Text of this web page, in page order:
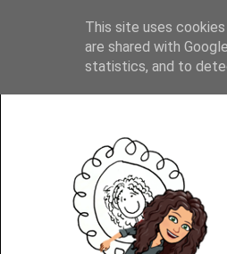
This site uses
are shared with
statistics, and to